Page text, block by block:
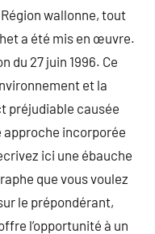
wallonne, tout
a été mis en œuvre.
du 27 juin 1996. Ce
et la
préjudiable causée
approche incorporée
ici une ébauche
que vous voulez
le prépondérant,
l’opportunité à un